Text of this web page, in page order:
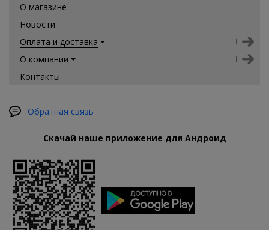
О магазине
Новости
Оплата и доставка
О компании
Контакты
Обратная связь
Скачай наше приложение для Андроид